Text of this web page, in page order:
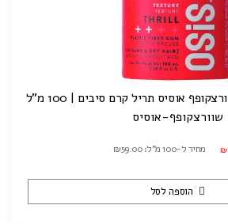
שוורצקופף-אוסיס
₪ מחיר ל-100 מ"ל: ₪59.00
הוספה לסל